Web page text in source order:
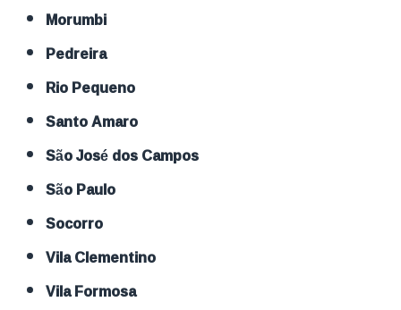
Morumbi
Pedreira
Rio Pequeno
Santo Amaro
São José dos Campos
São Paulo
Socorro
Vila Clementino
Vila Formosa